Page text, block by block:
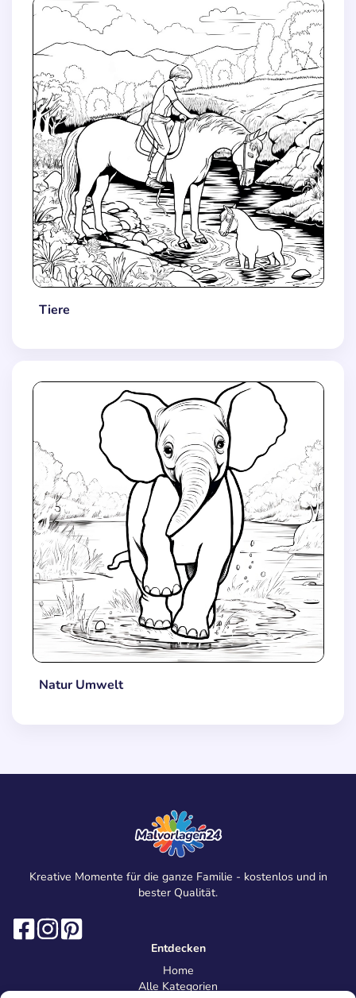
Tiere
Natur Umwelt
Kreative Momente für die ganze Familie - kostenlos und in
bester Qualität.
Entdecken
Home
Alle Kategorien